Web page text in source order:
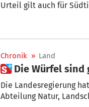
Urteil gilt auch für
Chronik » Land
 Die Würfel
Die Landesregierung
Abteilung Natur,